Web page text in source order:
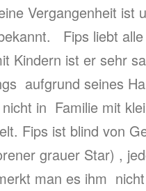
Vergangenheit ist
Fips liebt alle
Kindern ist er sehr
aufgrund seines
in Familie mit
Fips ist blind von
grauer Star) ,
man es ihm